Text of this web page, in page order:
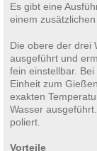
Es gibt eine
einem
Die obere der drei
ausgeführt und
fein einstellbar.
Einheit zum
exakten
Wasser
poliert.
Vorteile